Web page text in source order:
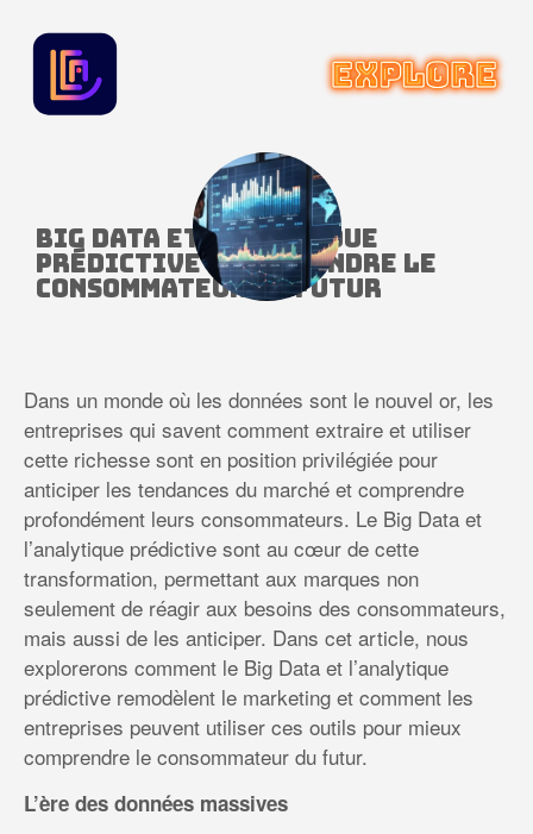
Big Data et analytique
prédictive : comprendre le
consommateur du futur
Dans un monde où les données sont le nouvel or, les
entreprises qui savent comment extraire et utiliser
cette richesse sont en position privilégiée pour
anticiper les tendances du marché et comprendre
profondément leurs consommateurs. Le Big Data et
l’analytique prédictive sont au cœur de cette
transformation, permettant aux marques non
seulement de réagir aux besoins des consommateurs,
mais aussi de les anticiper. Dans cet article, nous
explorerons comment le Big Data et l’analytique
prédictive remodèlent le marketing et comment les
entreprises peuvent utiliser ces outils pour mieux
comprendre le consommateur du futur.
L’ère des données massives